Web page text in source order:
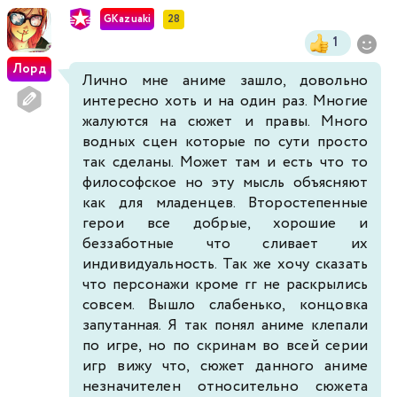
Лорд
GKazuaki 28
1
Лично мне аниме зашло, довольно
интересно хоть и на один раз. Многие
жалуются на сюжет и правы. Много
водных сцен которые по сути просто
так сделаны. Может там и есть что то
философское но эту мысль объясняют
как для младенцев. Второстепенные
герои все добрые, хорошие и
беззаботные что сливает их
индивидуальность. Так же хочу сказать
что персонажи кроме гг не раскрылись
совсем. Вышло слабенько, концовка
запутанная. Я так понял аниме клепали
по игре, но по скринам во всей серии
игр вижу что, сюжет данного аниме
незначителен относительно сюжета